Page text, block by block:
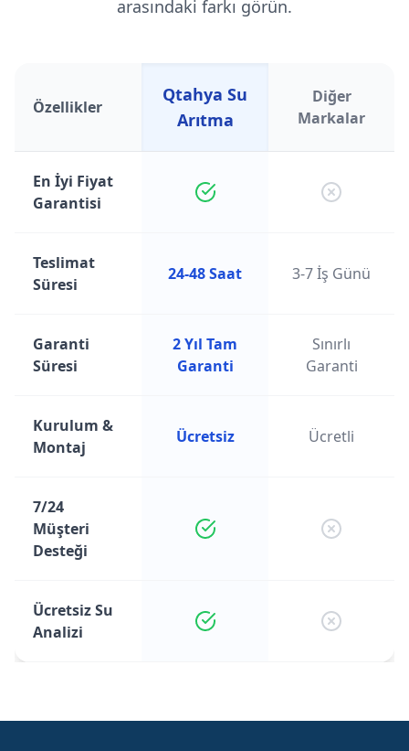
arasındaki farkı görün.
Özellikler
Qtahya Su
Arıtma
Diğer
Markalar
En İyi Fiyat
Garantisi
Teslimat
Süresi
24-48 Saat 3-7 İş Günü
Garanti
Süresi
2 Yıl Tam
Garanti
Sınırlı
Garanti
Kurulum &
Montaj
Ücretsiz Ücretli
7/24
Müşteri
Desteği
Ücretsiz Su
Analizi